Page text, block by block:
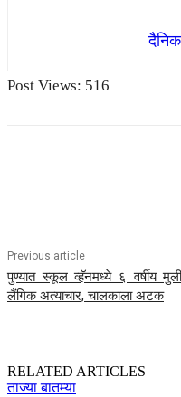
दैनिक
Post Views: 516
Previous article
पुण्यात स्कूल व्हॅनमध्ये ६ वर्षीय
लैंगिक अत्याचार, चालकाला अटक
RELATED ARTICLES
ताज्या बातम्या